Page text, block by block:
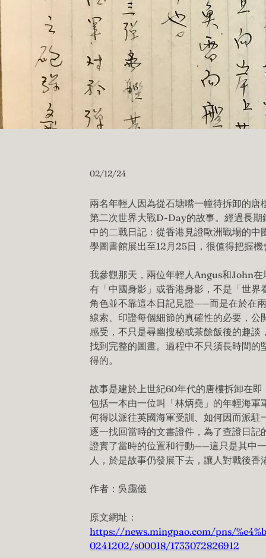
02/12/24
兩名年輕人因為從石塘嘴一幢待拆卸的
第二次世界大戰D-Day的故事。經過長
中的二戰日記：從香港見證歐洲戰場的
學圖書館展出至12月25日，很值得把握機
我參觀那天，兩位年輕人Angus和John
有「中國身影」或香港身影，不是「世
角色並不靠這本日記見證——而是在於在
線索、印證每個細節的真確性的必要，
感受，不只是尋幽搜秘或茶餘飯後的趣
找到完整的圖畫。過程中不只須長時間
得的。
故事是建於上世紀60年代的唐樓拆卸在
包括一本由一位叫「林炳堯」的年輕海
何得以派往英國海軍受訓、如何因而派
逐一找回當時的文書證件，為了查證日
證實了當時的位置和行動——這只是其中
人，於是故事仍發展下去，讓人對戰後香
作者：吳靄儀
原文網址：
https://news.mingpao.com/pns/
0241202/s00018/1733072826912